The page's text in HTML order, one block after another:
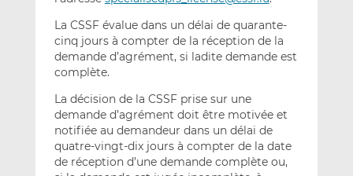
La CSSF évalue dans un délai de quarante-
cinq jours à compter de la réception de la
demande d’agrément, si ladite demande est
complète.
La décision de la CSSF prise sur une
demande d’agrément doit être motivée et
notifiée au demandeur dans un délai de
quatre-vingt-dix jours à compter de la date
de réception d’une demande complète ou,